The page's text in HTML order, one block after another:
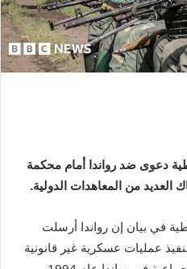
دعوى ضد رواندا أمام محكمة
العديد من المعاهدات الدولية.
في بيان إن رواندا أرسلت
عمليات عسكرية غير قانونية